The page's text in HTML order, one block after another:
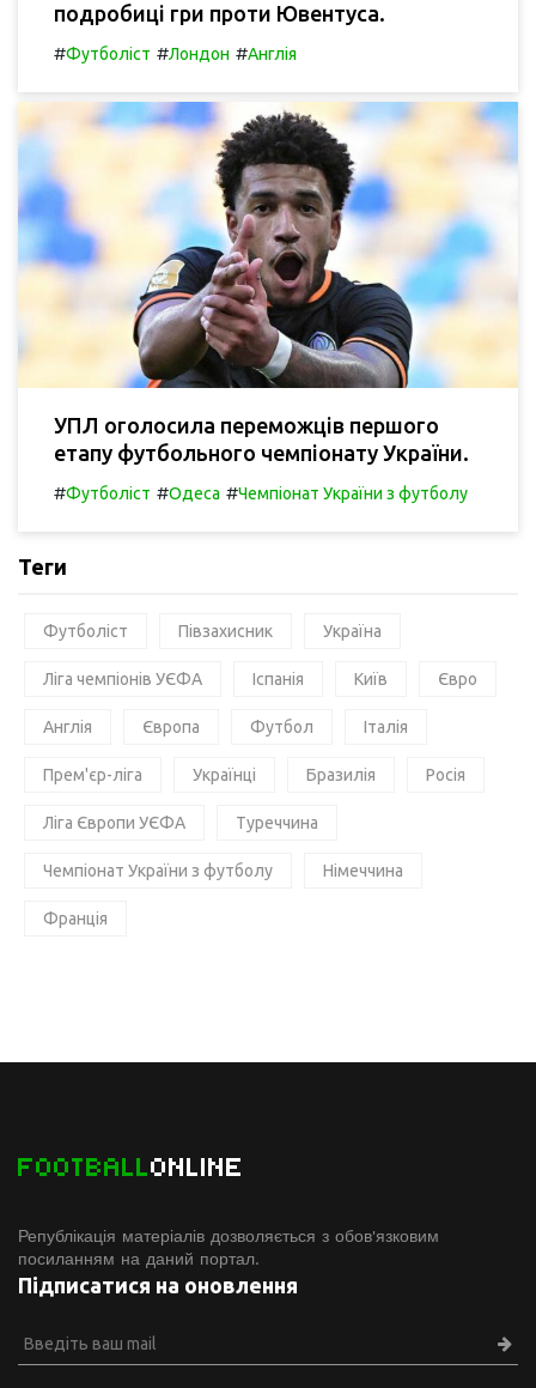
подробиці гри проти Ювентуса.
#Футболіст #Лондон #Англія
УПЛ оголосила переможців першого
етапу футбольного чемпіонату України.
#Футболіст #Одеса #Чемпіонат України з футболу
Теги
Футболіст Півзахисник Україна
Ліга чемпіонів УЄФА Іспанія Київ Євро
Англія Європа Футбол Італія
Прем'єр-ліга Українці Бразилія Росія
Ліга Європи УЄФА Туреччина
Чемпіонат України з футболу Німеччина
Франція
FOOTBALLONLINE
Републікація матеріалів дозволяється з обов'язковим
посиланням на даний портал.
Підписатися на оновлення